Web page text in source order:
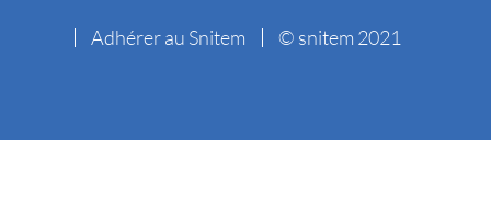
Adhérer au Snitem © snitem 2021